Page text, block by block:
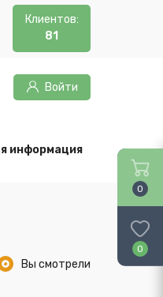
Клиентов:
81
Войти
информация
Вы смотрели
0
0